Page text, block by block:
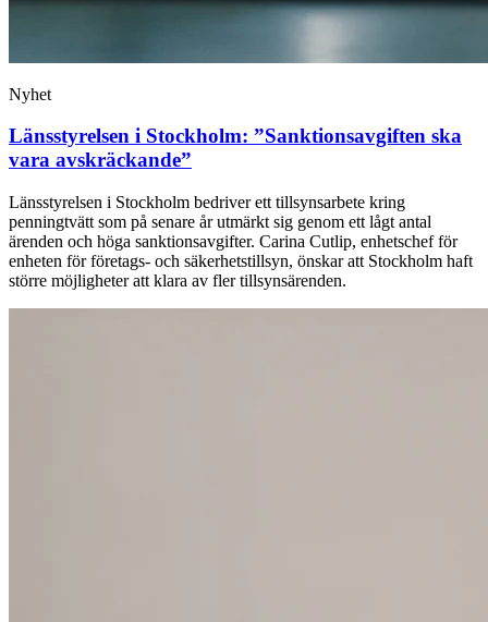
Nyhet
Länsstyrelsen i Stockholm: ”Sanktionsavgiften ska
vara avskräckande”
Länsstyrelsen i Stockholm bedriver ett tillsynsarbete kring
penningtvätt som på senare år utmärkt sig genom ett lågt antal
ärenden och höga sanktionsavgifter. Carina Cutlip, enhetschef för
enheten för företags- och säkerhetstillsyn, önskar att Stockholm haft
större möjligheter att klara av fler tillsynsärenden.